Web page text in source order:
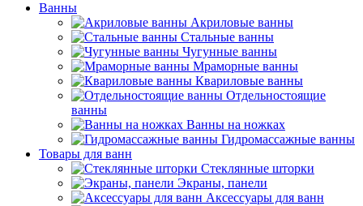
Ванны
Акриловые ванны
Стальные ванны
Чугунные ванны
Мраморные ванны
Квариловые ванны
Отдельностоящие
ванны
Ванны на ножках
Гидромассажные ванны
Товары для ванн
Стеклянные шторки
Экраны, панели
Аксессуары для ванн